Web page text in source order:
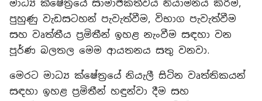
මාධ්‍ය ක්ෂේත්‍රයේ සාමාජිකත්වය නියාමනය කිරීම,
පුහුණු වැඩසටහන් පැවැත්වීම, විභාග පැවැත්වීම
සහ වෘත්තීය ප්‍රමිතීන් ඉහළ නැංවීම සඳහා වන
පූර්ණ බලතල මෙම ආයතනය සතු වනවා.
මෙරට මාධ්‍ය ක්ෂේත්‍රයේ නියැලී සිටින වෘත්තිකයන්
සඳහා ඉහළ ප්‍රමිතීන් හඳුන්වා දීම සහ